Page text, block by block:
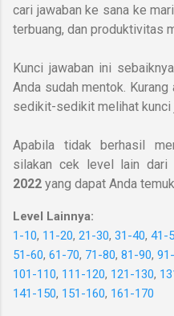
cari jawaban ke sana ke
terbuang, dan produktivitas
Kunci jawaban ini
Anda sudah mentok.
sedikit-sedikit melihat kunci
Apabila tidak berhasil
silakan cek level lain dari
2022 yang dapat Anda
Level Lainnya:
1-10, 11-20, 21-30, 31-40, 41-
51-60, 61-70, 71-80, 81-90,
101-110, 111-120, 121-130,
141-150, 151-160, 161-170